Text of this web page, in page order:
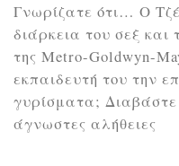
Γνωρίζατε ότι… Ο
διάρκεια του σεξ και
της Metro-Goldwyn-
εκπαιδευτή του την
γυρίσματα;
άγνωστες αλήθειες